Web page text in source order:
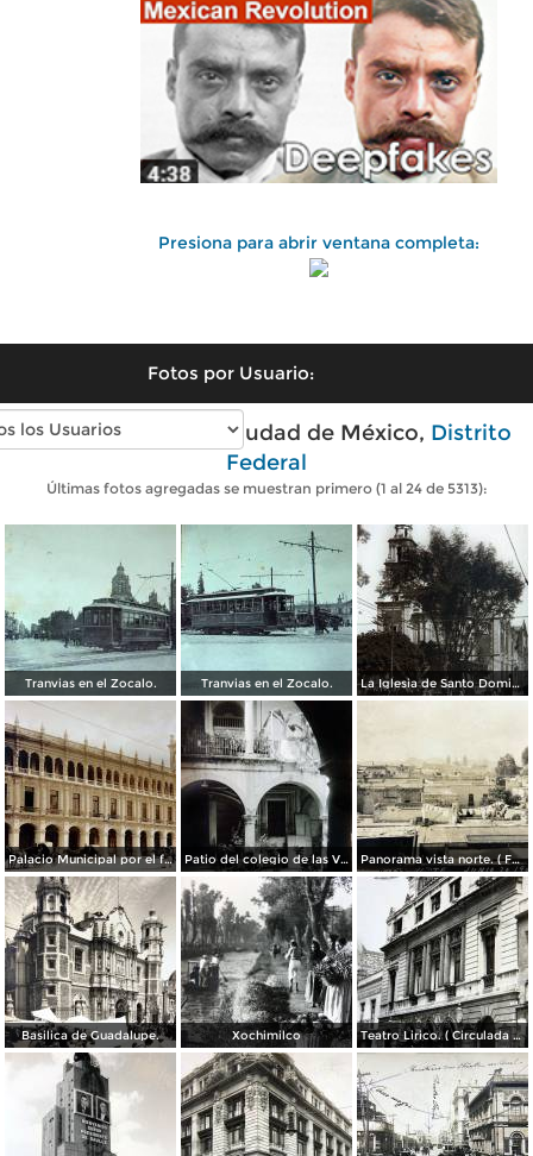
Presiona para abrir ventana completa:
Fotos por Usuario:
Fotos antiguas de Ciudad de México, Distrito
Federal
Últimas fotos agregadas se muestran primero (1 al 24 de 5313):
Tranvias en el Zocalo. Tranvias en el Zocalo. La Iglesia de Santo Domingo.
Palacio Municipal por el fotografo Hugo Brehme.. Patio del colegio de las Vizcainas por el fotografo Hugo Brehme. Panorama vista norte. ( Fechada el 20 de Junio de 1905 ).
Basilica de Guadalupe. Xochimilco Teatro Lirico. ( Circulada el 1 de Agosto de 1926 ).